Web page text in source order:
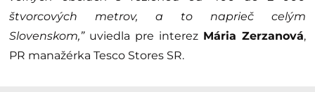
štvorcových metrov, a to naprieč celým
Slovenskom,” uviedla pre interez Mária Zerzanová,
PR manažérka Tesco Stores SR.